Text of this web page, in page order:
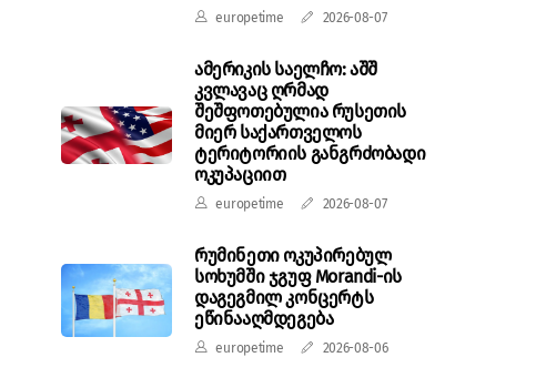
europetime 2026-08-07
ამერიკის საელჩო: აშშ
კვლავაც ღრმად
შეშფოთებულია რუსეთის
მიერ საქართველოს
ტერიტორიის განგრძობადი
ოკუპაციით
europetime 2026-08-07
რუმინეთი ოკუპირებულ
სოხუმში ჯგუფ Morandi-ის
დაგეგმილ კონცერტს
ეწინააღმდეგება
europetime 2026-08-06